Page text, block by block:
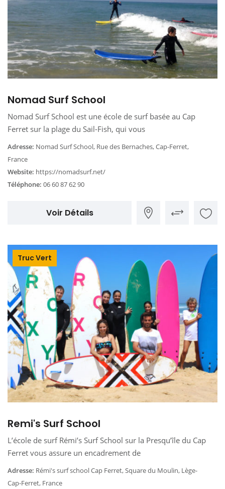
Nomad Surf School
Nomad Surf School est une école de surf basée au Cap
Ferret sur la plage du Sail-Fish, qui vous
Adresse: Nomad Surf School, Rue des Bernaches, Cap-Ferret,
France
Website: https://nomadsurf.net/
Téléphone: 06 60 87 62 90
Voir Détails
Truc Vert
Remi's Surf School
L’école de surf Rémi’s Surf School sur la Presqu’île du Cap
Ferret vous assure un encadrement de
Adresse: Rémi's surf school Cap Ferret, Square du Moulin, Lège-
Cap-Ferret, France